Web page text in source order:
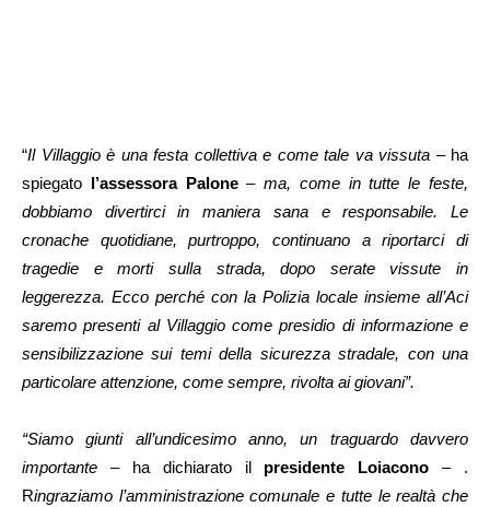
“Il Villaggio è una festa collettiva e come tale va vissuta – ha
spiegato l’assessora Palone–ma, come in tutte le feste,
dobbiamo divertirci in maniera sana e responsabile. Le
cronache quotidiane, purtroppo, continuano a riportarci di
tragedie e morti sulla strada, dopo serate vissute in
leggerezza. Ecco perché con la Polizia locale insieme all’Aci
saremo presenti al Villaggio come presidio di informazione e
sensibilizzazione sui temi della sicurezza stradale, con una
particolare attenzione, come sempre, rivolta ai giovani”.
“Siamo giunti all’undicesimo anno, un traguardo davvero
importante – ha dichiarato il presidente Loiacono – .
Ringraziamo l’amministrazione comunale e tutte le realtà che